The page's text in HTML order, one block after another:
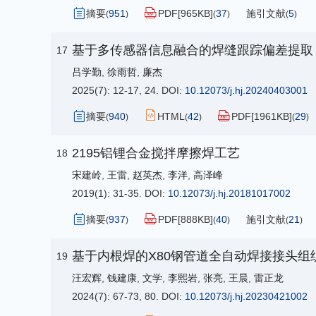
摘要(951 ) PDF[965KB](37) 施引文献(5)
17 基于多传感器信息融合的焊缝跟踪偏差提取
吕学勤 徐雨哲 廉杰
2025(7): 12-17, 24. DOI: 10.12073/j.hj.20240403001
摘要(940) HTML (42) PDF[1961KB](29)
18 2195铝锂合金搅拌摩擦焊工艺
宋建岭 王雷 赵英杰 李洋 高泽峰
2019(1): 31-35. DOI: 10.12073/j.hj.20181017002
摘要(937) PDF[888KB](40) 施引文献(21 )
19 基于内根焊的X80钢管道全自动焊接接头组
汪宏辉 钱建康 文学 李熙岩 张亮 王晨 雷正龙
2024(7): 67-73, 80. DOI: 10.12073/j.hj.20230421002